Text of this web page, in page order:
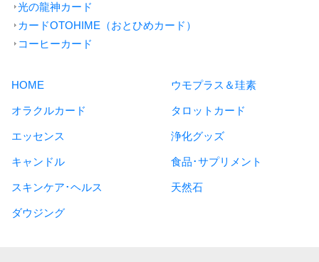
光の龍神カード
カードOTOHIME（おとひめカード）
コーヒーカード
HOME ウモプラス＆珪素
オラクルカード タロットカード
エッセンス 浄化グッズ
キャンドル 食品･サプリメント
スキンケア･ヘルス 天然石
ダウジング